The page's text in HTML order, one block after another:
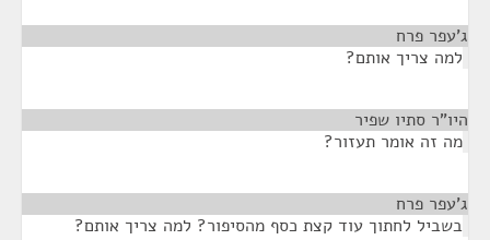
ג'עפר פרח
למה צריך אותם?
היו"ר סתיו שפיר
מה זה אומר תעזור?
ג'עפר פרח
בשביל לחתוך עוד קצת כסף מהסיפור? למה צריך אותם?